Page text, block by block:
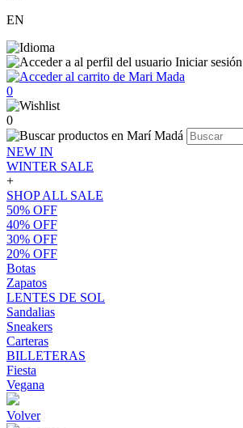
EN
Iniciar sesión
0
0
NEW IN
WINTER SALE
+
SHOP ALL SALE
50% OFF
40% OFF
30% OFF
20% OFF
Botas
Zapatos
LENTES DE SOL
Sandalias
Sneakers
Carteras
BILLETERAS
Fiesta
Vegana
Volver